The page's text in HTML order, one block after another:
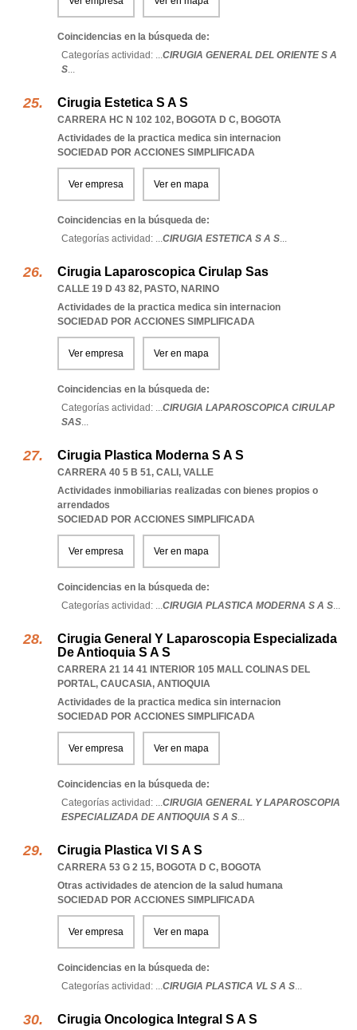
Coincidencias en la búsqueda de:
Categorías actividad: ...CIRUGIA GENERAL DEL ORIENTE S A
S...
Cirugia Estetica S A S
CARRERA HC N 102 102, BOGOTA D C, BOGOTA
Actividades de la practica medica sin internacion
SOCIEDAD POR ACCIONES SIMPLIFICADA
Ver empresa Ver en mapa
Coincidencias en la búsqueda de:
Categorías actividad: ...CIRUGIA ESTETICA S A S...
Cirugia Laparoscopica Cirulap Sas
CALLE 19 D 43 82, PASTO, NARINO
Actividades de la practica medica sin internacion
SOCIEDAD POR ACCIONES SIMPLIFICADA
Ver empresa Ver en mapa
Coincidencias en la búsqueda de:
Categorías actividad: ...CIRUGIA LAPAROSCOPICA CIRULAP
SAS...
Cirugia Plastica Moderna S A S
CARRERA 40 5 B 51, CALI , VALLE
Actividades inmobiliarias realizadas con bienes propios o
arrendados
SOCIEDAD POR ACCIONES SIMPLIFICADA
Ver empresa Ver en mapa
Coincidencias en la búsqueda de:
Categorías actividad: ...CIRUGIA PLASTICA MODERNA S A S...
Cirugia General Y Laparoscopia Especializada
De Antioquia S A S
CARRERA 21 14 41 INTERIOR 105 MALL COLINAS DEL
PORTAL, CAUCASIA, ANTIOQUIA
Actividades de la practica medica sin internacion
SOCIEDAD POR ACCIONES SIMPLIFICADA
Ver empresa Ver en mapa
Coincidencias en la búsqueda de:
Categorías actividad: ...CIRUGIA GENERAL Y LAPAROSCOPIA
ESPECIALIZADA DE ANTIOQUIA S A S...
Cirugia Plastica Vl S A S
CARRERA 53 G 2 15, BOGOTA D C, BOGOTA
Otras actividades de atencion de la salud humana
SOCIEDAD POR ACCIONES SIMPLIFICADA
Ver empresa Ver en mapa
Coincidencias en la búsqueda de:
Categorías actividad: ...CIRUGIA PLASTICA VL S A S...
Cirugia Oncologica Integral S A S